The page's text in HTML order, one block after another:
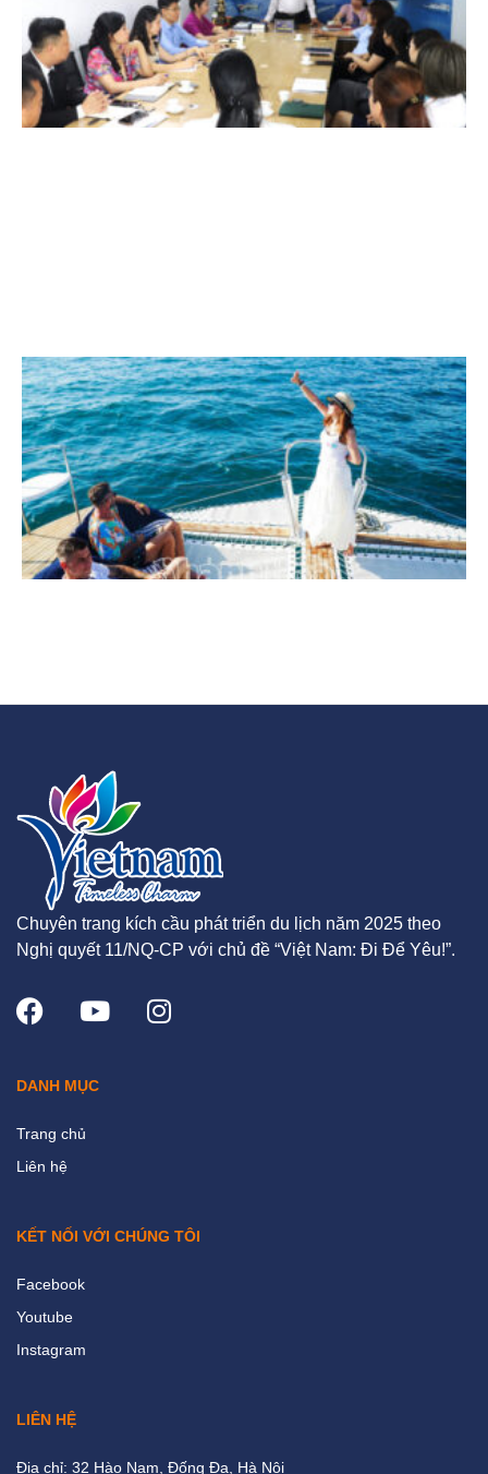
Chuyên trang kích cầu phát triển du lịch năm 2025 theo
Nghị quyết 11/NQ-CP với chủ đề “Việt Nam: Đi Để Yêu!”.
DANH MỤC
Trang chủ
Liên hệ
KẾT NỐI VỚI CHÚNG TÔI
Facebook
Youtube
Instagram
LIÊN HỆ
Địa chỉ: 32 Hào Nam, Đống Đa, Hà Nội